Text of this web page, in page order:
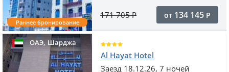
Раннее бронирование
171 705Р от 134 145 Р
ОАЭ,Шарджа
Al Hayat Hotel
Заезд 18.12.26, 7 ночей